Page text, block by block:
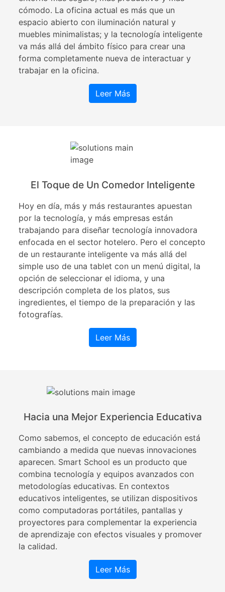
cómodo. La oficina actual es más que un
espacio abierto con iluminación natural y
muebles minimalistas; y la tecnología inteligente
va más allá del ámbito físico para crear una
forma completamente nueva de interactuar y
trabajar en la oficina.
Leer Más
El Toque de Un Comedor Inteligente
Hoy en día, más y más restaurantes apuestan
por la tecnología, y más empresas están
trabajando para diseñar tecnología innovadora
enfocada en el sector hotelero. Pero el concepto
de un restaurante inteligente va más allá del
simple uso de una tablet con un menú digital, la
opción de seleccionar el idioma, y una
descripción completa de los platos, sus
ingredientes, el tiempo de la preparación y las
fotografías.
Leer Más
Hacia una Mejor Experiencia Educativa
Como sabemos, el concepto de educación está
cambiando a medida que nuevas innovaciones
aparecen. Smart School es un producto que
combina tecnología y equipos avanzados con
metodologías educativas. En contextos
educativos inteligentes, se utilizan dispositivos
como computadoras portátiles, pantallas y
proyectores para complementar la experiencia
de aprendizaje con efectos visuales y promover
la calidad.
Leer Más